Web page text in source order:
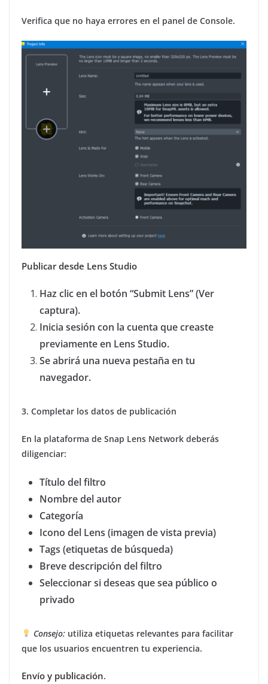
Verifica que no haya errores en el panel de Console.
Publicar desde Lens Studio
Haz clic en el botón “Submit Lens” (Ver
captura).
Inicia sesión con la cuenta que creaste
previamente en Lens Studio.
Se abrirá una nueva pestaña en tu
navegador.
3. Completar los datos de publicación
En la plataforma de Snap Lens Network deberás
diligenciar:
Título del filtro
Nombre del autor
Categoría
Icono del Lens (imagen de vista previa)
Tags (etiquetas de búsqueda)
Breve descripción del filtro
Seleccionar si deseas que sea público o
privado
Consejo:utiliza etiquetas relevantes para facilitar
que los usuarios encuentren tu experiencia.
Envío y publicación.